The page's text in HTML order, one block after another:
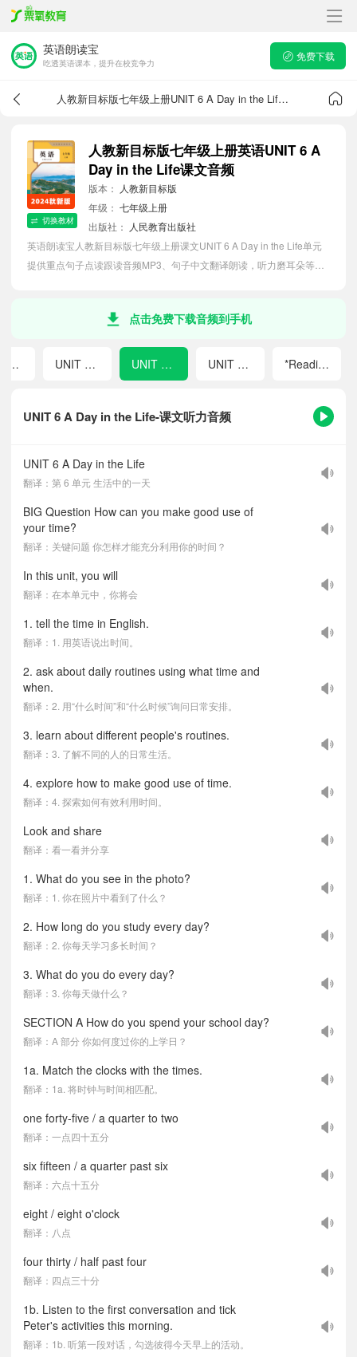
英语朗读宝
吃透英语课本，提升在校竞争力
免费下载
人教新目标版七年级上册UNIT 6 A Day in the Life课文音频
切换教材
人教新目标版七年级上册英语UNIT 6 A
Day in the Life课文音频
版本：
人教新目标版
年级： 七年级上册
出版社：
人民教育出版社
英语朗读宝人教新目标版七年级上册课文UNIT 6 A Day in the Life单元
提供重点句子点读跟读音频MP3、句子中文翻译朗读，听力磨耳朵等功
点击免费下载音频到手机
UNIT 6 A Day in the Life-课文听力音频
UNIT 6 A Day in the Life
翻译：第 6 单元 生活中的一天
BIG Question How can you make good use of
your time?
翻译：关键问题 你怎样才能充分利用你的时间？
In this unit, you will
翻译：在本单元中，你将会
1. tell the time in English.
翻译：1. 用英语说出时间。
2. ask about daily routines using what time and
when.
翻译：2. 用“什么时间”和“什么时候”询问日常安排。
3. learn about different people's routines.
翻译：3. 了解不同的人的日常生活。
4. explore how to make good use of time.
翻译：4. 探索如何有效利用时间。
Look and share
翻译：看一看并分享
1. What do you see in the photo?
翻译：1. 你在照片中看到了什么？
2. How long do you study every day?
翻译：2. 你每天学习多长时间？
3. What do you do every day?
翻译：3. 你每天做什么？
SECTION A How do you spend your school day?
翻译：A 部分 你如何度过你的上学日？
1a. Match the clocks with the times.
翻译：1a. 将时钟与时间相匹配。
one forty-five / a quarter to two
翻译：一点四十五分
six fifteen / a quarter past six
翻译：六点十五分
eight / eight o'clock
翻译：八点
four thirty / half past four
翻译：四点三十分
1b. Listen to the first conversation and tick
Peter's activities this morning.
翻译：1b. 听第一段对话，勾选彼得今天早上的活动。
UNIT 4 My Favourite Subject UNIT 5 Fun Clubs UNIT 6 A Day in the Life UNIT 7 Happy Birthday! *Reading Plus